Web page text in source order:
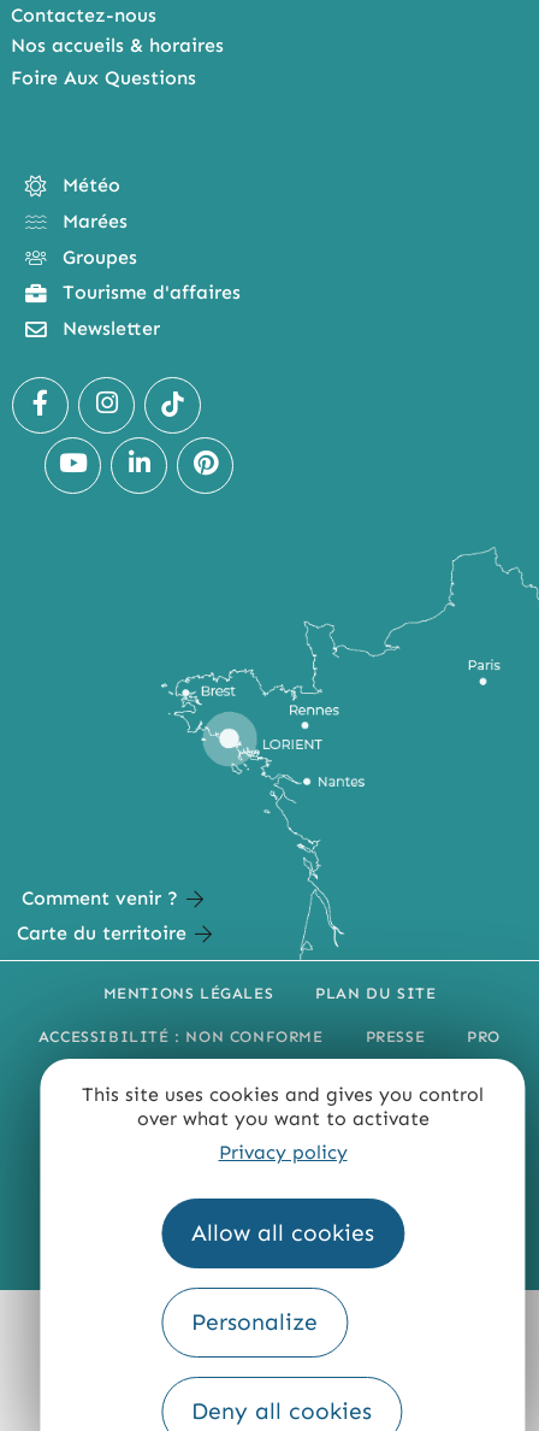
This site uses cookies and gives you control
over what you want to activate
Privacy policy
Allow all cookies
Personalize
Deny all cookies
Contactez-nous
Nos accueils & horaires
Foire Aux Questions
Météo
Marées
Groupes
Tourisme d'affaires
Newsletter
Comment venir ?
Carte du territoire
MENTIONS LÉGALES PLAN DU SITE
ACCESSIBILITÉ : NON CONFORME PRESSE PRO
Fourni par
Traduction